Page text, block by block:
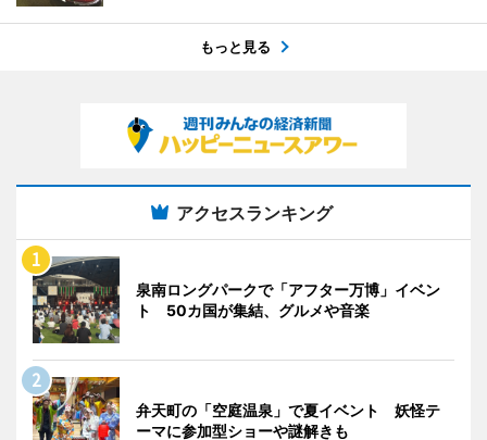
もっと見る
アクセスランキング
泉南ロングパークで「アフター万博」イベン
ト 50カ国が集結、グルメや音楽
弁天町の「空庭温泉」で夏イベント 妖怪テ
ーマに参加型ショーや謎解きも